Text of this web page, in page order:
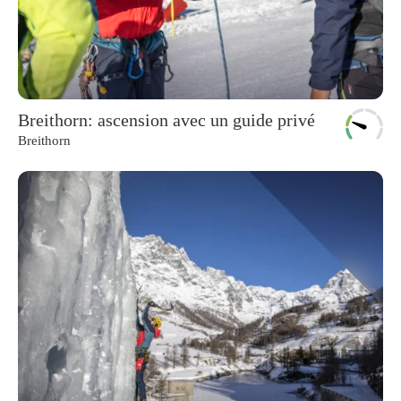
Breithorn: ascension avec un guide privé
Breithorn